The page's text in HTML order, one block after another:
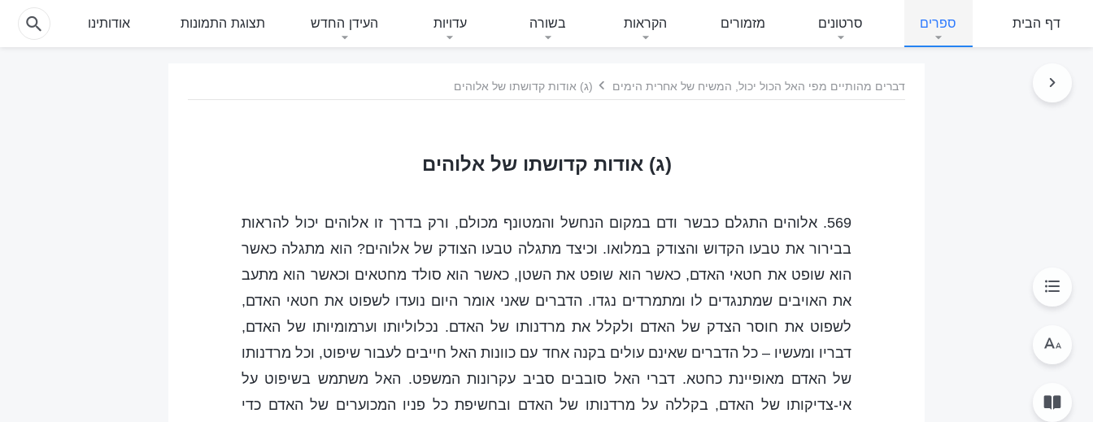
דף הבית ספרים סרטונים מזמורים הקראות בשורה עדויות העידן החדש תצוגת התמונות אודותינו
דברים מהותיים מפי האל הכול יכול, המשיח של אחרית הימים (ג) אודות קדושתו של אלוהים
(ג) אודות קדושתו של אלוהים
569. אלוהים התגלם כבשר ודם במקום הנחשל והמטונף מכולם, ורק בדרך זו אלוהים יכול להראות
בבירור את טבעו הקדוש והצודק במלואו. וכיצד מתגלה טבעו הצודק של אלוהים? הוא מתגלה כאשר
הוא שופט את חטאי האדם, כאשר הוא שופט את השטן, כאשר הוא סולד מחטאים וכאשר הוא מתעב
את האויבים שמתנגדים לו ומתמרדים נגדו. הדברים שאני אומר היום נועדו לשפוט את חטאי האדם,
לשפוט את חוסר הצדק של האדם ולקלל את מרדנותו של האדם. נכלוליותו וערמומיותו של האדם,
דבריו ומעשיו – כל הדברים שאינם עולים בקנה אחד עם כוונות האל חייבים לעבור שיפוט, וכל מרדנותו
של האדם מאופיינת כחטא. דברי האל סובבים סביב עקרונות המשפט. האל משתמש בשיפוט על
אי-צדיקותו של האדם, בקללה על מרדנותו של האדם ובחשיפת כל פניו המכוערים של האדם כדי